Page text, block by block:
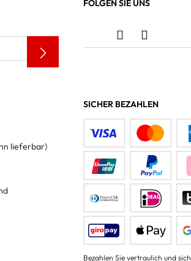
FOLGEN SIE UNS
lieferbar)
SICHER BEZAHLEN
Bezahlen Sie vertraulich und